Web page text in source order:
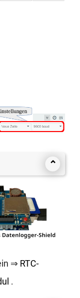
⌃
⇒ RTC-
.